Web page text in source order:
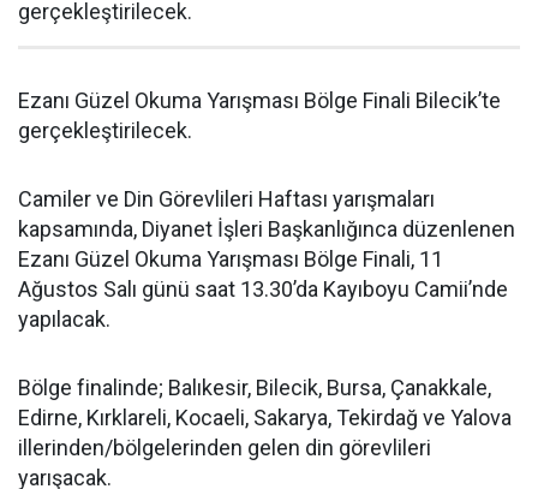
gerçekleştirilecek.
Ezanı Güzel Okuma Yarışması Bölge Finali Bilecik’te
gerçekleştirilecek.
Camiler ve Din Görevlileri Haftası yarışmaları
kapsamında, Diyanet İşleri Başkanlığınca düzenlenen
Ezanı Güzel Okuma Yarışması Bölge Finali, 11
Ağustos Salı günü saat 13.30’da Kayıboyu Camii’nde
yapılacak.
Bölge finalinde; Balıkesir, Bilecik, Bursa, Çanakkale,
Edirne, Kırklareli, Kocaeli, Sakarya, Tekirdağ ve Yalova
illerinden/bölgelerinden gelen din görevlileri
yarışacak.